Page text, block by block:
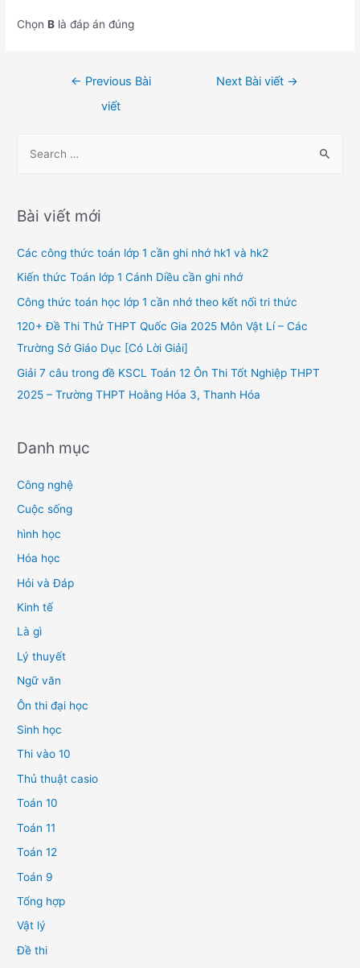
ChọnB là đáp án đúng
← Previous Bài
viết
Next Bài viết →
r
h
f
o
Bài viết mới
Các công thức toán lớp 1 cần ghi nhớ hk1 và hk2
Kiến thức Toán lớp 1 Cánh Diều cần ghi nhớ
Công thức toán học lớp 1 cần nhớ theo kết nối tri thức
120+ Đề Thi Thử THPT Quốc Gia 2025 Môn Vật Lí – Các
Trường Sở Giáo Dục [Có Lời Giải]
Giải 7 câu trong đề KSCL Toán 12 Ôn Thi Tốt Nghiệp THPT
2025 – Trường THPT Hoằng Hóa 3, Thanh Hóa
Danh mục
Công nghệ
Cuộc sống
hình học
Hóa học
Hỏi và Đáp
Kinh tế
Là gì
Lý thuyết
Ngữ văn
Ôn thi đại học
Sinh học
Thi vào 10
Thủ thuật casio
Toán 10
Toán 11
Toán 12
Toán 9
Tổng hợp
Vật lý
Đề thi